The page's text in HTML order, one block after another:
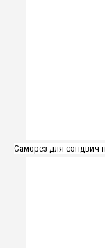
Саморез для сэндвич